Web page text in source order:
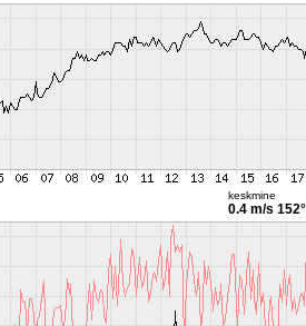
keskmine
0.4 m/s 152°